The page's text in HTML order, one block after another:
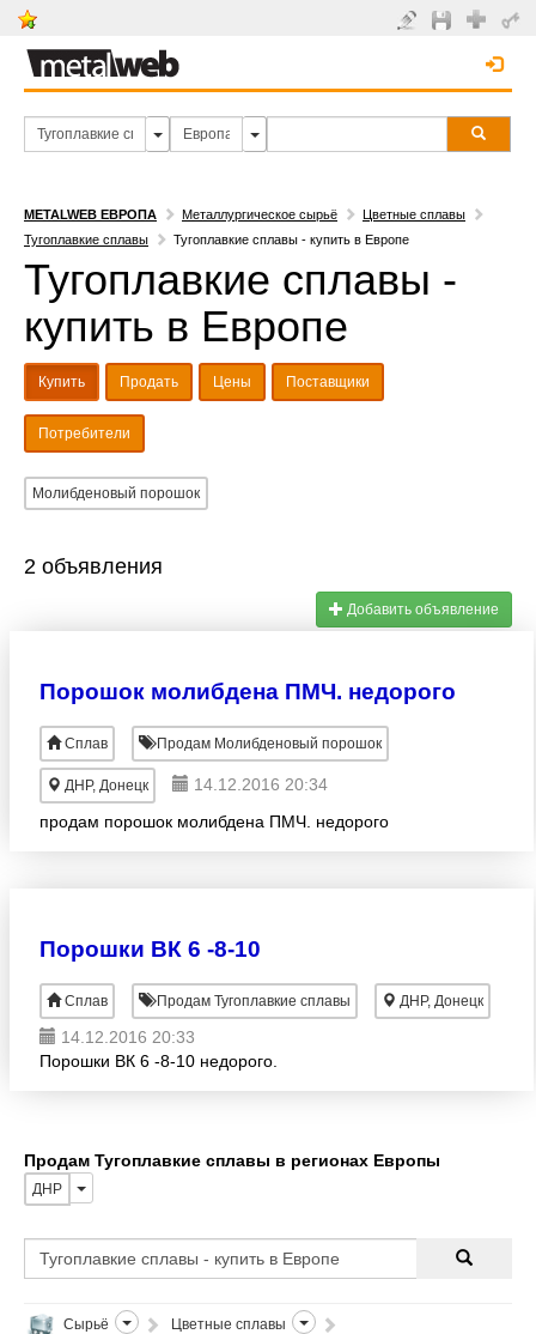
METALWEB ЕВРОПА Металлургическое сырьё
Цветные сплавы
Тугоплавкие сплавы
Тугоплавкие сплавы - купить в Европе
Тугоплавкие сплавы -
купить в Европе
Купить Продать Цены Поставщики
Потребители
Молибденовый порошок
2 объявления
Добавить объявление
Порошок молибдена ПМЧ. недорого
Сплав Продам Молибденовый порошок
ДНР, Донецк
14.12.2016 20:34
продам порошок молибдена ПМЧ. недорого
Порошки ВК 6 -8-10
Сплав Продам Тугоплавкие сплавы ДНР, Донецк
14.12.2016 20:33
Порошки ВК 6 -8-10 недорого.
Продам Тугоплавкие сплавы в регионах Европы
ДНР
Сырьё Цветные сплавы